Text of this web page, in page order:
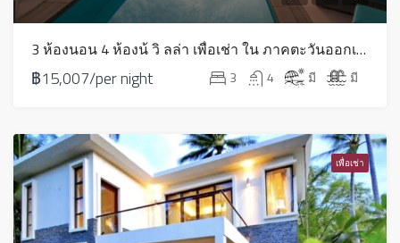
3 ห้องนอน 4 ห้องน้ วิ ลล่า เพื่อเช่า ใน ภาคตะวันออกเฉียงเหนือ – HVR13S
฿15,007/per night 3 4 มี มี
เพื่อเช่า